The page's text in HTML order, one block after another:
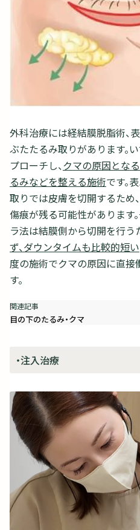
外科治療には経結膜脱脂術、
ぶたたるみ取りがあります。
プローチし、 クマの原因とな
るみなどを整える施術です。
取りでは皮膚を切開するため
傷痕が残る可能性があります
ラ法は結膜側から切開を行う
ず、ダウンタイムも比較的短い
度の施術でクマの原因に直
す。
目の下のたるみ・クマ
・注入治療